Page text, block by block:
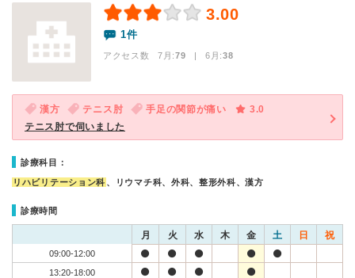
3.00
1件
アクセス数 7月:79 | 6月:38
漢方 テニス肘 手足の関節が痛い
3.0
テニス肘で伺いました
診療科目：
リハビリテーション科 、リウマチ科、外科、整形外科、漢方
診療時間
月 火 水 木 金 土 日 祝
09:00-12:00
13:20-18:00